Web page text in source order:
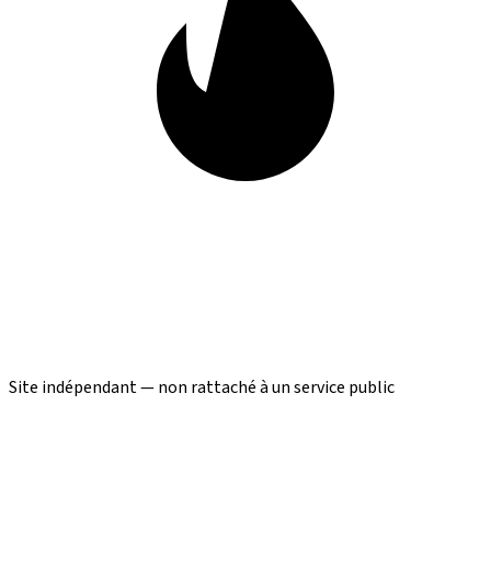
Site indépendant — non rattaché à un service public